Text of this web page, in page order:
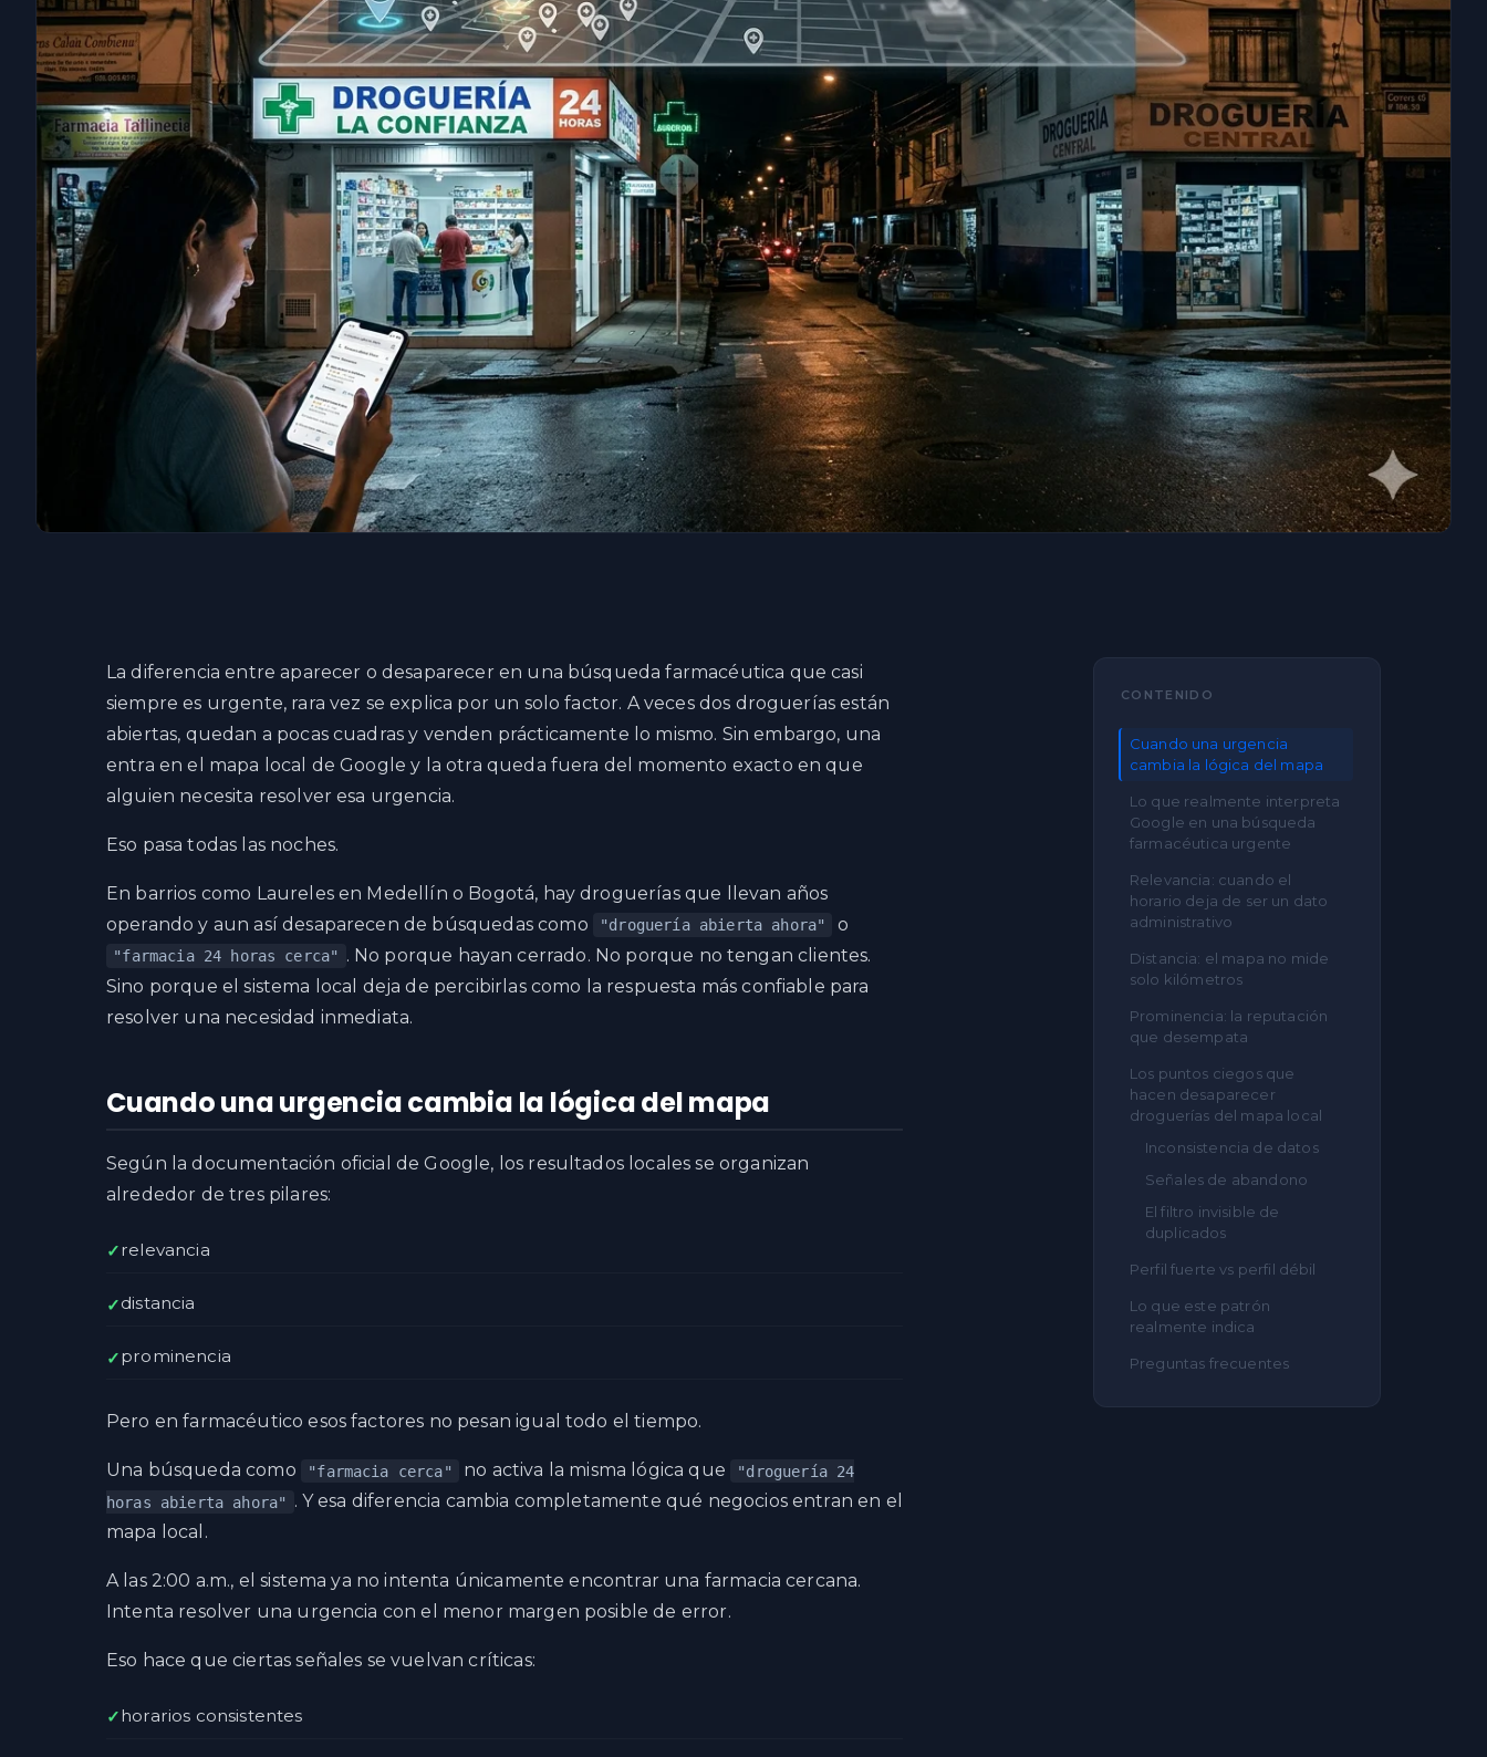
La diferencia entre aparecer o desaparecer en una búsqueda farmacéutica que casi
siempre es urgente, rara vez se explica por un solo factor. A veces dos droguerías están
abiertas, quedan a pocas cuadras y venden prácticamente lo mismo. Sin embargo, una
entra en el mapa local de Google y la otra queda fuera del momento exacto en que
alguien necesita resolver esa urgencia.
Eso pasa todas las noches.
En barrios como Laureles en Medellín o Bogotá, hay droguerías que llevan años
operando y aun así desaparecen de búsquedas como
"droguería abierta ahora" o
"farmacia 24 horas cerca"
. No porque hayan cerrado. No porque no tengan clientes.
Sino porque el sistema local deja de percibirlas como la respuesta más confiable para
resolver una necesidad inmediata.
Cuando una urgencia cambia la lógica del mapa
Según la documentación oficial de Google, los resultados locales se organizan
alrededor de tres pilares:
relevancia
distancia
prominencia
Pero en farmacéutico esos factores no pesan igual todo el tiempo.
Una búsqueda como "farmacia cerca" no activa la misma lógica que
"droguería 24
horas abierta ahora"
. Y esa diferencia cambia completamente qué negocios entran en el
mapa local.
A las 2:00 a.m., el sistema ya no intenta únicamente encontrar una farmacia cercana.
Intenta resolver una urgencia con el menor margen posible de error.
Eso hace que ciertas señales se vuelvan críticas:
horarios consistentes
CONTENIDO
Cuando una urgencia
cambia la lógica del mapa
Lo que realmente interpreta
Google en una búsqueda
farmacéutica urgente
Relevancia: cuando el
horario deja de ser un dato
administrativo
Distancia: el mapa no mide
solo kilómetros
Prominencia: la reputación
que desempata
Los puntos ciegos que
hacen desaparecer
droguerías del mapa local
Inconsistencia de datos
Señales de abandono
El filtro invisible de
duplicados
Perfil fuerte vs perfil débil
Lo que este patrón
realmente indica
Preguntas frecuentes